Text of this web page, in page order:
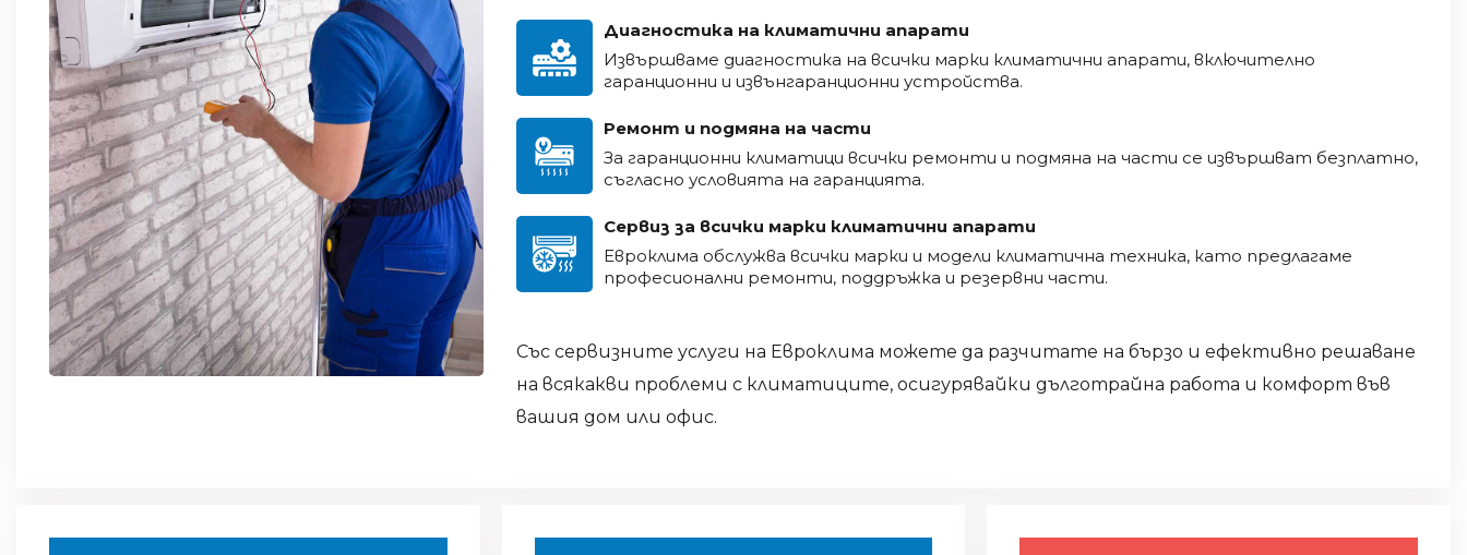
Диагностика на климатични апарати
Извършваме диагностика на всички марки климатични апарати, включително
гаранционни и извънгаранционни устройства.
Ремонт и подмяна на части
За гаранционни климатици всички ремонти и подмяна на части се извършват безплатно,
съгласно условията на гаранцията.
Сервиз за всички марки климатични апарати
Евроклима обслужва всички марки и модели климатична техника, като предлагаме
професионални ремонти, поддръжка и резервни части.
Със сервизните услуги на Евроклима можете да разчитате на бързо и ефективно решаване
на всякакви проблеми с климатиците, осигурявайки дълготрайна работа и комфорт във
вашия дом или офис.